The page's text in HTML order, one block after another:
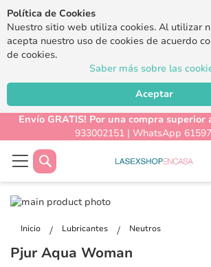
Política de Cookies
Nuestro sitio web utiliza cookies. Al utilizar
acepta nuestro uso de cookies de acuerdo
de cookies.
Saber más sobre las
Aceptar
Envío GRATIS! Por una compra superior
933002151 | WhatsApp
Buscar
Inicio Lubricantes Neutros
Saltar
final
la
de
Pjur Aqua Woman